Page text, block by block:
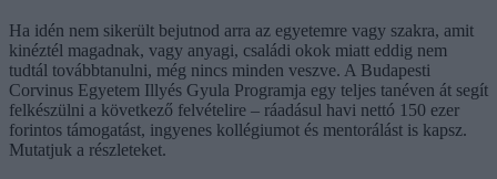
Ha idén nem sikerült bejutnod arra az egyetemre vagy szakra, amit
kinéztél magadnak, vagy anyagi, családi okok miatt eddig nem
tudtál továbbtanulni, még nincs minden veszve. A Budapesti
Corvinus Egyetem Illyés Gyula Programja egy teljes tanéven át segít
felkészülni a következő felvételire – ráadásul havi nettó 150 ezer
forintos támogatást, ingyenes kollégiumot és mentorálást is kapsz.
Mutatjuk a részleteket.